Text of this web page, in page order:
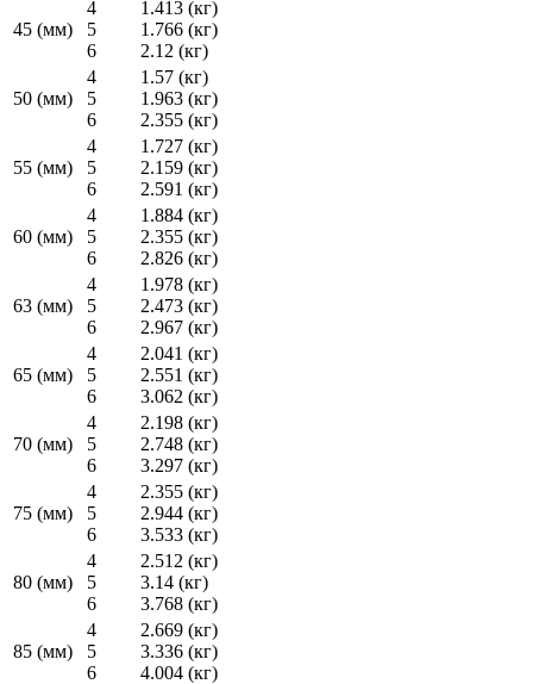
45 (мм)
4
5
6
1.413 (кг)
1.766 (кг)
2.12 (кг)
50 (мм)
4
5
6
1.57 (кг)
1.963 (кг)
2.355 (кг)
55 (мм)
4
5
6
1.727 (кг)
2.159 (кг)
2.591 (кг)
60 (мм)
4
5
6
1.884 (кг)
2.355 (кг)
2.826 (кг)
63 (мм)
4
5
6
1.978 (кг)
2.473 (кг)
2.967 (кг)
65 (мм)
4
5
6
2.041 (кг)
2.551 (кг)
3.062 (кг)
70 (мм)
4
5
6
2.198 (кг)
2.748 (кг)
3.297 (кг)
75 (мм)
4
5
6
2.355 (кг)
2.944 (кг)
3.533 (кг)
80 (мм)
4
5
6
2.512 (кг)
3.14 (кг)
3.768 (кг)
85 (мм)
4
5
6
2.669 (кг)
3.336 (кг)
4.004 (кг)